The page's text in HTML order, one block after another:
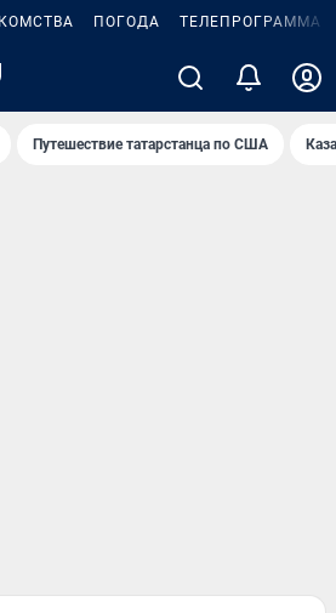
ПОГОДА ТЕЛЕПРОГРАММА
Путешествие татарстанца по США